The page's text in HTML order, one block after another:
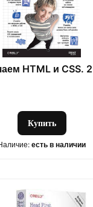
HTML и CSS.
Купить
есть в наличии